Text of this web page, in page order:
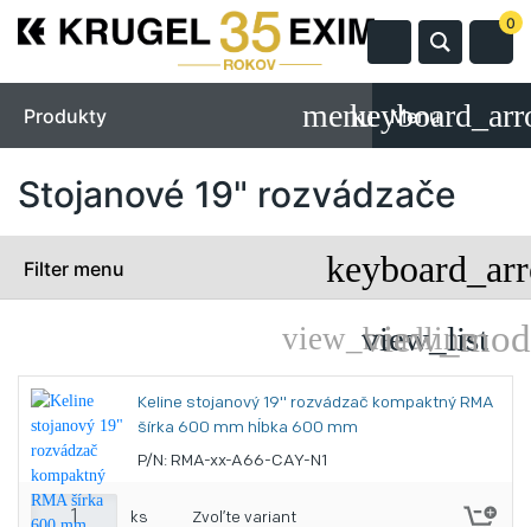
0
Produkty Menu
Stojanové 19" rozvádzače
Filter menu
Keline stojanový 19" rozvádzač kompaktný RMA
šírka 600 mm hĺbka 600 mm
P/N: RMA-xx-A66-CAY-N1
ks Zvoľte variant